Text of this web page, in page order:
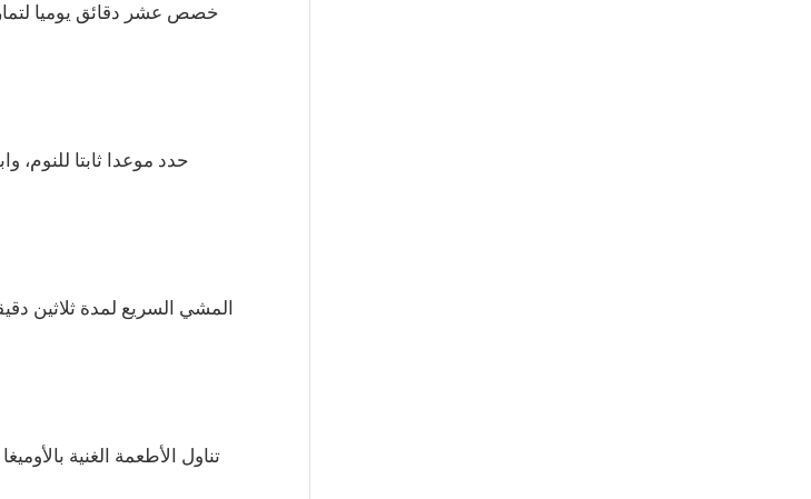
خصص عشر دقائق يوميا
حدد موعدا ثابتا للنوم،
المشي السريع لمدة ثلاثين
تناول الأطعمة الغنية